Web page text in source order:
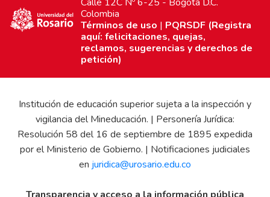
Colombia
Términos de uso | PQRSDF (Registra
aquí: felicitaciones, quejas,
reclamos, sugerencias y derechos de
petición)
Institución de educación superior sujeta a la inspección y
vigilancia del Mineducación. | Personería Jurídica:
Resolución 58 del 16 de septiembre de 1895 expedida
por el Ministerio de Gobierno. | Notificaciones judiciales
en juridica@urosario.edu.co